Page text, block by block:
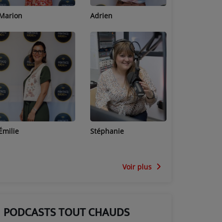
Lucas
Jean-Michel
Voir plus
PODCASTS TOUT CHAUDS